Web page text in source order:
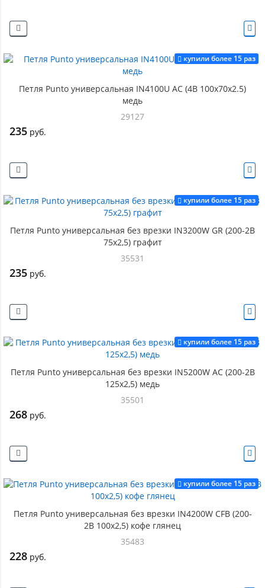
купили более 15 раз
Петля Punto универсальная IN4100U AC (4B 100х70х2.5)
медь
29127
235 руб.
купили более 15 раз
Петля Punto универсальная без врезки IN3200W GR (200-2B
75x2,5) графит
35531
235 руб.
купили более 15 раз
Петля Punto универсальная без врезки IN5200W AC (200-2B
125x2,5) медь
35501
268 руб.
купили более 15 раз
Петля Punto универсальная без врезки IN4200W CFB (200-
2B 100x2,5) кофе глянец
35483
228 руб.